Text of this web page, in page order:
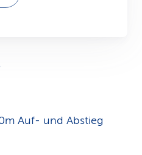
Auf- und Abstieg